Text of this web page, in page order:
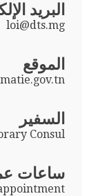
البريد
loi@dts.mg
الموقع
السفير
Consul
ساعات